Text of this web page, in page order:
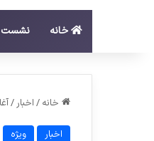
خانه نشست
خانه / اخبار/
اخبار ویژه